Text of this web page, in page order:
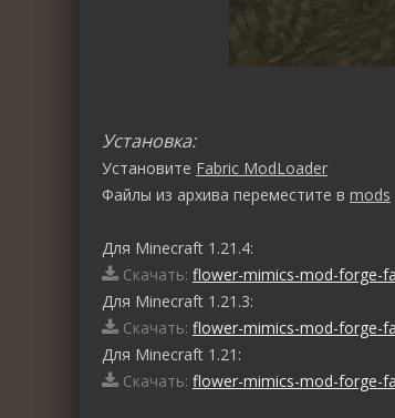
Установка:
Установите Fabric ModLoader
Файлы из архива переместите в mods
Для Minecraft 1.21.4:
Скачать: flower-mimics-mod-forge-
Для Minecraft 1.21.3:
Скачать: flower-mimics-mod-forge-
Для Minecraft 1.21:
Скачать: flower-mimics-mod-forge-